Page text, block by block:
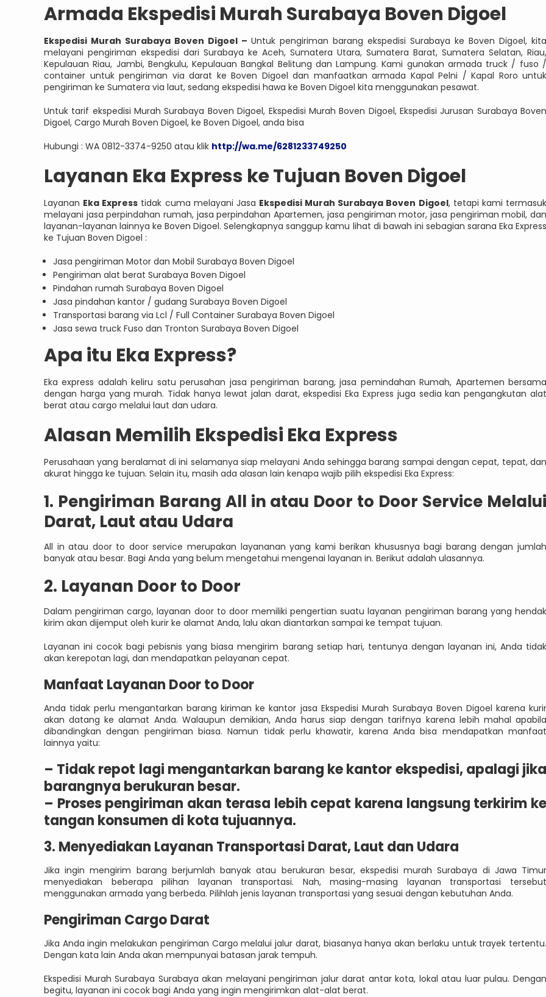
Armada Ekspedisi Murah Surabaya Boven Digoel
Ekspedisi Murah Surabaya Boven Digoel – Untuk pengiriman barang ekspedisi Surabaya ke Boven Digoel, kita
melayani pengiriman ekspedisi dari Surabaya ke Aceh, Sumatera Utara, Sumatera Barat, Sumatera Selatan, Riau,
Kepulauan Riau, Jambi, Bengkulu, Kepulauan Bangkal Belitung dan Lampung. Kami gunakan armada truck / fuso /
container untuk pengiriman via darat ke Boven Digoel dan manfaatkan armada Kapal Pelni / Kapal Roro untuk
pengiriman ke Sumatera via laut, sedang ekspedisi hawa ke Boven Digoel kita menggunakan pesawat.
Untuk tarif ekspedisi Murah Surabaya Boven Digoel, Ekspedisi Murah Boven Digoel, Ekspedisi Jurusan Surabaya Boven
Digoel, Cargo Murah Boven Digoel, ke Boven Digoel, anda bisa
Hubungi : WA 0812-3374-9250 atau klik http://wa.me/6281233749250
Layanan Eka Express ke Tujuan Boven Digoel
Layanan Eka Express tidak cuma melayani Jasa Ekspedisi Murah Surabaya Boven Digoel, tetapi kami termasuk
melayani jasa perpindahan rumah, jasa perpindahan Apartemen, jasa pengiriman motor, jasa pengiriman mobil, dan
layanan-layanan lainnya ke Boven Digoel. Selengkapnya sanggup kamu lihat di bawah ini sebagian sarana Eka Express
ke Tujuan Boven Digoel :
Jasa pengiriman Motor dan Mobil Surabaya Boven Digoel
Pengiriman alat berat Surabaya Boven Digoel
Pindahan rumah Surabaya Boven Digoel
Jasa pindahan kantor / gudang Surabaya Boven Digoel
Transportasi barang via Lcl / Full Container Surabaya Boven Digoel
Jasa sewa truck Fuso dan Tronton Surabaya Boven Digoel
Apa itu Eka Express?
Eka express adalah keliru satu perusahan jasa pengiriman barang, jasa pemindahan Rumah, Apartemen bersama
dengan harga yang murah. Tidak hanya lewat jalan darat, ekspedisi Eka Express juga sedia kan pengangkutan alat
berat atau cargo melalui laut dan udara.
Alasan Memilih Ekspedisi Eka Express
Perusahaan yang beralamat di ini selamanya siap melayani Anda sehingga barang sampai dengan cepat, tepat, dan
akurat hingga ke tujuan. Selain itu, masih ada alasan lain kenapa wajib pilih ekspedisi Eka Express:
1. Pengiriman Barang All in atau Door to Door Service Melalui
Darat, Laut atau Udara
All in atau door to door service merupakan layananan yang kami berikan khususnya bagi barang dengan jumlah
banyak atau besar. Bagi Anda yang belum mengetahui mengenai layanan in. Berikut adalah ulasannya.
2. Layanan Door to Door
Dalam pengiriman cargo, layanan door to door memiliki pengertian suatu layanan pengiriman barang yang hendak
kirim akan dijemput oleh kurir ke alamat Anda, lalu akan diantarkan sampai ke tempat tujuan.
Layanan ini cocok bagi pebisnis yang biasa mengirim barang setiap hari, tentunya dengan layanan ini, Anda tidak
akan kerepotan lagi, dan mendapatkan pelayanan cepat.
Manfaat Layanan Door to Door
Anda tidak perlu mengantarkan barang kiriman ke kantor jasa Ekspedisi Murah Surabaya Boven Digoel karena kurir
akan datang ke alamat Anda. Walaupun demikian, Anda harus siap dengan tarifnya karena lebih mahal apabila
dibandingkan dengan pengiriman biasa. Namun tidak perlu khawatir, karena Anda bisa mendapatkan manfaat
lainnya yaitu:
– Tidak repot lagi mengantarkan barang ke kantor ekspedisi, apalagi jika
barangnya berukuran besar.
– Proses pengiriman akan terasa lebih cepat karena langsung terkirim ke
tangan konsumen di kota tujuannya.
3. Menyediakan Layanan Transportasi Darat, Laut dan Udara
Jika ingin mengirim barang berjumlah banyak atau berukuran besar, ekspedisi murah Surabaya di Jawa Timur
menyediakan beberapa pilihan layanan transportasi. Nah, masing-masing layanan transportasi tersebut
menggunakan armada yang berbeda. Pilihlah jenis layanan transportasi yang sesuai dengan kebutuhan Anda.
Pengiriman Cargo Darat
Jika Anda ingin melakukan pengiriman Cargo melalui jalur darat, biasanya hanya akan berlaku untuk trayek tertentu.
Dengan kata lain Anda akan mempunyai batasan jarak tempuh.
Ekspedisi Murah Surabaya Surabaya akan melayani pengiriman jalur darat antar kota, lokal atau luar pulau. Dengan
begitu, layanan ini cocok bagi Anda yang ingin mengirimkan alat-alat berat.